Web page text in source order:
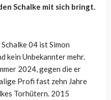
Schalke mit sich bringt.
04 ist Simon
kein Unbekannter mehr.
2024, gegen die er
Profi fast zehn Jahre
Torhütern. 2015